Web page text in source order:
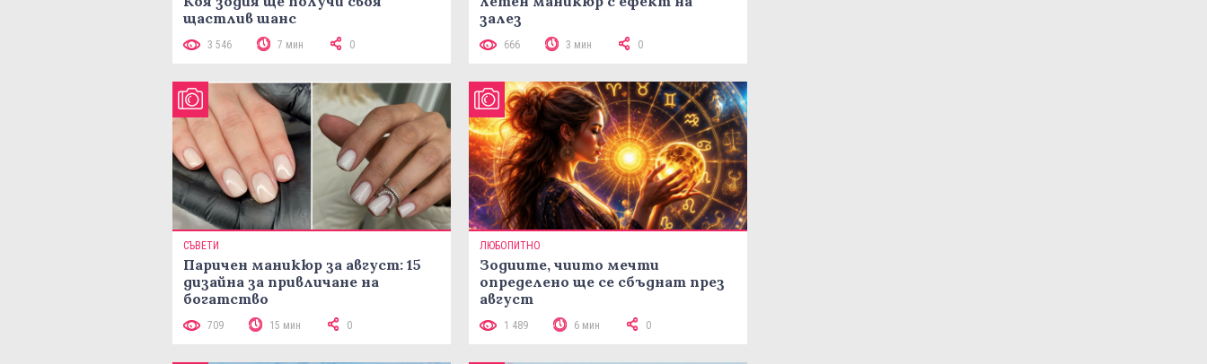
щастлив шанс
3 546 7 мин 0
залез
666 3 мин 0
СЪВЕТИ
Паричен маникюр за август: 15
дизайна за привличане на
богатство
709 15 мин 0
ЛЮБОПИТНО
Зодиите, чиито мечти
определено ще се сбъднат през
август
1 489 6 мин 0